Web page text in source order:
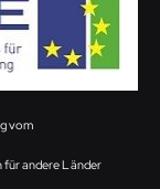
vom
für andere Länder